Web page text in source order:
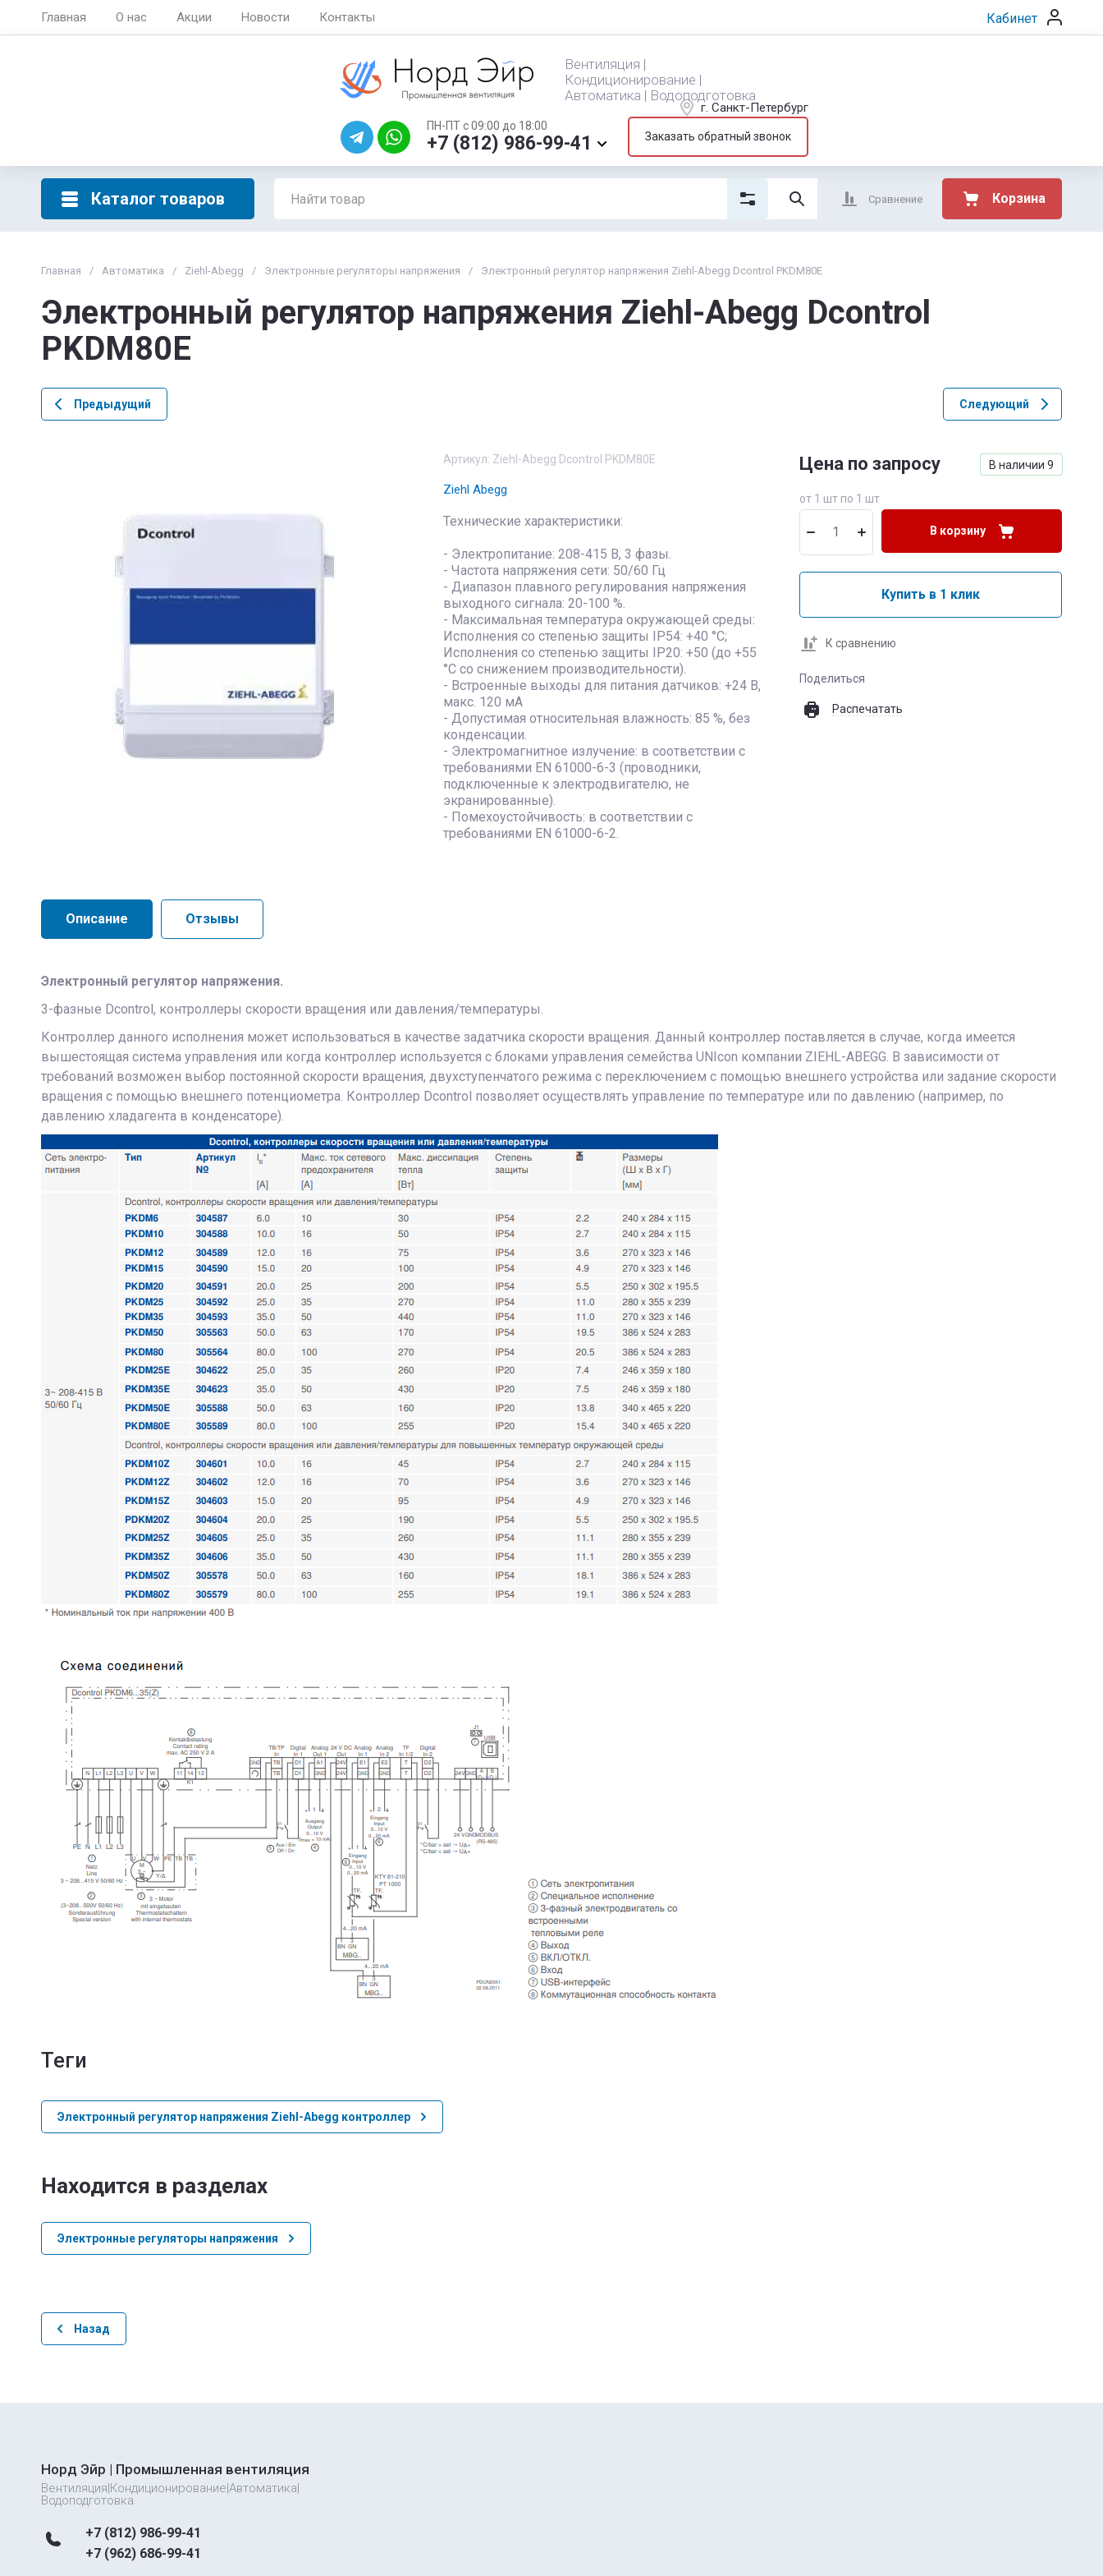
Главная О нас Акции Новости Контакты Кабинет
Вентиляция |
Кондиционирование |
Автоматика | Водоподготовка
г. Санкт-Петербург
ПН-ПТ с 09:00 до 18:00
+7 (812) 986-99-41 Заказать обратный звонок
Каталог товаров Сравнение Корзина
Главная / Автоматика / Ziehl-Abegg / Электронные регуляторы напряжения / Электронный регулятор напряжения Ziehl-Abegg Dcontrol PKDM80E
Электронный регулятор напряжения Ziehl-Abegg Dcontrol
PKDM80E
Предыдущий Следующий
Артикул: Ziehl-Abegg Dcontrol PKDM80E
Ziehl Abegg
Технические характеристики:
- Электропитание: 208-415 В, 3 фазы.
- Частота напряжения сети: 50/60 Гц
- Диапазон плавного регулирования напряжения
выходного сигнала: 20-100 %.
- Максимальная температура окружающей среды:
Исполнения со степенью защиты IP54: +40 °C;
Исполнения со степенью защиты IP20: +50 (до +55
°С со снижением производительности).
- Встроенные выходы для питания датчиков: +24 В,
макс. 120 мА
- Допустимая относительная влажность: 85 %, без
конденсации.
- Электромагнитное излучение: в соответствии с
требованиями EN 61000-6-3 (проводники,
подключенные к электродвигателю, не
экранированные).
- Помехоустойчивость: в соответствии с
требованиями EN 61000-6-2.
В наличии 9
Цена по запросу
от 1 шт по 1 шт
В корзину
Купить в 1 клик
К сравнению
Поделиться
Распечатать
Описание Отзывы
Электронный регулятор напряжения.
3-фазные Dcontrol, контроллеры скорости вращения или давления/температуры.
Контроллер данного исполнения может использоваться в качестве задатчика скорости вращения. Данный контроллер поставляется в случае, когда имеется
вышестоящая система управления или когда контроллер используется с блоками управления семейства UNIcon компании ZIEHL-ABEGG. В зависимости от
требований возможен выбор постоянной скорости вращения, двухступенчатого режима с переключением с помощью внешнего устройства или задание скорости
вращения с помощью внешнего потенциометра. Контроллер Dcontrol позволяет осуществлять управление по температуре или по давлению (например, по
давлению хладагента в конденсаторе).
теги
Электронный регулятор напряжения Ziehl-Abegg контроллер
Находится в разделах
Электронные регуляторы напряжения
Назад
Норд Эйр | Промышленная вентиляция
Вентиляция|Кондиционирование|Автоматика|
Водоподготовка
+7 (812) 986-99-41
+7 (962) 686-99-41